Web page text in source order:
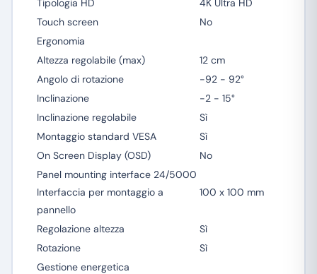
Tipologia HD
4K Ultra HD
Touch screen
No
Ergonomia
Altezza regolabile (max)
12 cm
Angolo di rotazione
-92 - 92°
Inclinazione
-2 - 15°
Inclinazione regolabile
Sì
Montaggio standard VESA
Sì
On Screen Display (OSD)
No
Panel mounting interface 24/5000
Interfaccia per montaggio a
pannello
100 x 100 mm
Regolazione altezza
Sì
Rotazione
Sì
Gestione energetica